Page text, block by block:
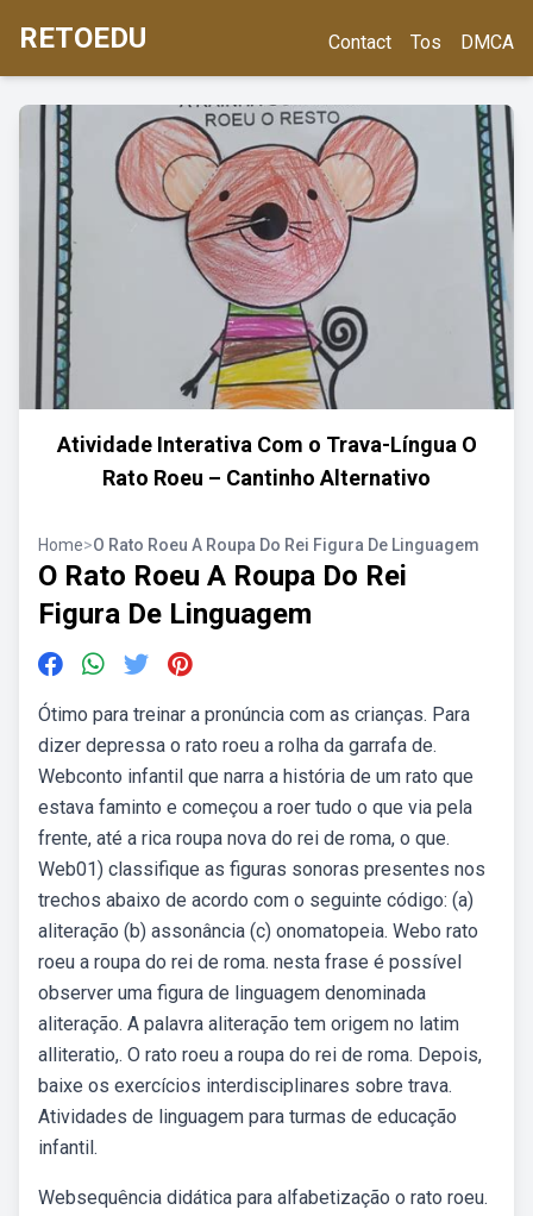
RETOEDU Contact Tos DMCA
Atividade Interativa Com o Trava-Língua O
Rato Roeu – Cantinho Alternativo
Home>O Rato Roeu A Roupa Do Rei Figura De Linguagem
O Rato Roeu A Roupa Do Rei
Figura De Linguagem
Ótimo para treinar a pronúncia com as crianças. Para
dizer depressa o rato roeu a rolha da garrafa de.
Webconto infantil que narra a história de um rato que
estava faminto e começou a roer tudo o que via pela
frente, até a rica roupa nova do rei de roma, o que.
Web01) classifique as figuras sonoras presentes nos
trechos abaixo de acordo com o seguinte código: (a)
aliteração (b) assonância (c) onomatopeia. Webo rato
roeu a roupa do rei de roma. nesta frase é possível
observer uma figura de linguagem denominada
aliteração. A palavra aliteração tem origem no latim
alliteratio,. O rato roeu a roupa do rei de roma. Depois,
baixe os exercícios interdisciplinares sobre trava.
Atividades de linguagem para turmas de educação
infantil.
Websequência didática para alfabetização o rato roeu.